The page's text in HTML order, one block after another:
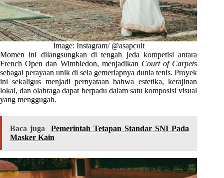
Image: Instagram/ @asapcult
Momen ini dilangsungkan di tengah jeda kompetisi antara
French Open dan Wimbledon, menjadikan Court of Carpets
sebagai perayaan unik di sela gemerlapnya dunia tenis. Proyek
ini sekaligus menjadi pernyataan bahwa estetika, kerajinan
lokal, dan olahraga dapat berpadu dalam satu komposisi visual
yang menggugah.
Baca juga
Pemerintah Tetapan Standar SNI Pada
Masker Kain